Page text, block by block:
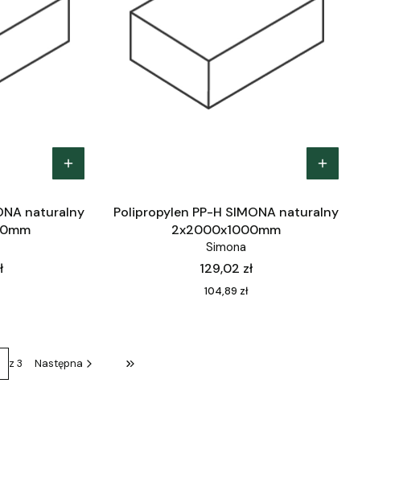
naturalny
Polipropylen PP-H SIMONA naturalny
2x2000x1000mm
Simona
Cena
129,02 zł
Cena
104,89 zł
z 3 Następna Przejdź do ostatniej strony z produktami